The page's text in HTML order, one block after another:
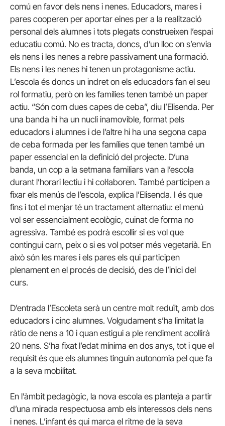
comú en favor dels nens i nenes. Educadors, mares i
pares cooperen per aportar eines per a la realització
personal dels alumnes i tots plegats construeixen l’espai
educatiu comú. No es tracta, doncs, d’un lloc on s’envia
els nens i les nenes a rebre passivament una formació.
Els nens i les nenes hi tenen un protagonisme actiu.
L’escola és doncs un indret on els educadors fan el seu
rol formatiu, però on les famílies tenen també un paper
actiu. “Són com dues capes de ceba”, diu l’Elisenda. Per
una banda hi ha un nucli inamovible, format pels
educadors i alumnes i de l’altre hi ha una segona capa
de ceba formada per les famílies que tenen també un
paper essencial en la definició del projecte. D’una
banda, un cop a la setmana familiars van a l’escola
durant l’horari lectiu i hi col·laboren. També participen a
fixar els menús de l’escola, explica l’Elisenda. I és que
fins i tot el menjar té un tractament alternatiu: el menú
vol ser essencialment ecològic, cuinat de forma no
agressiva. També es podrà escollir si es vol que
contingui carn, peix o si es vol potser més vegetarià. En
això són les mares i els pares els qui participen
plenament en el procés de decisió, des de l’inici del
curs.
D’entrada l’Escoleta serà un centre molt reduït, amb dos
educadors i cinc alumnes. Volgudament s’ha limitat la
ràtio de nens a 10 i quan estigui a ple rendiment acollirà
20 nens. S’ha fixat l’edat mínima en dos anys, tot i que el
requisit és que els alumnes tinguin autonomia pel que fa
a la seva mobilitat.
En l’àmbit pedagògic, la nova escola es planteja a partir
d’una mirada respectuosa amb els interessos dels nens
i nenes. L’infant és qui marca el ritme de la seva